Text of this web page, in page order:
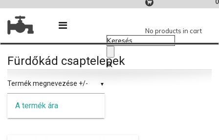
No products in cart
Fürdőkád csaptelepek
Termék megnevezése +/-
A termék ára